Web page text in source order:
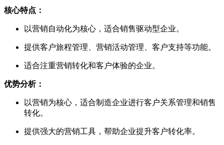
核心特点：
以营销自动化为核心，适合销售驱动型企业。
提供客户旅程管理、营销活动管理、客户支持等功能。
适合注重营销转化和客户体验的企业。
优势分析：
以营销为核心，适合制造企业进行客户关系管理和销售
转化。
提供强大的营销工具，帮助企业提升客户转化率。